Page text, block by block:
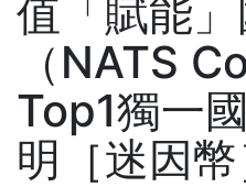
值「賦能
（NATS
Top1獨一
明［迷因幣